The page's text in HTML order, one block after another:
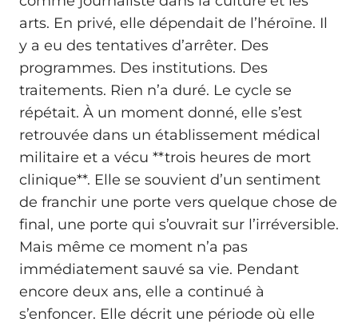
arts. En privé, elle dépendait de l’héroïne. Il
y a eu des tentatives d’arrêter. Des
programmes. Des institutions. Des
traitements. Rien n’a duré. Le cycle se
répétait. À un moment donné, elle s’est
retrouvée dans un établissement médical
militaire et a vécu **trois heures de mort
clinique**. Elle se souvient d’un sentiment
de franchir une porte vers quelque chose de
final, une porte qui s’ouvrait sur l’irréversible.
Mais même ce moment n’a pas
immédiatement sauvé sa vie. Pendant
encore deux ans, elle a continué à
s’enfoncer. Elle décrit une période où elle